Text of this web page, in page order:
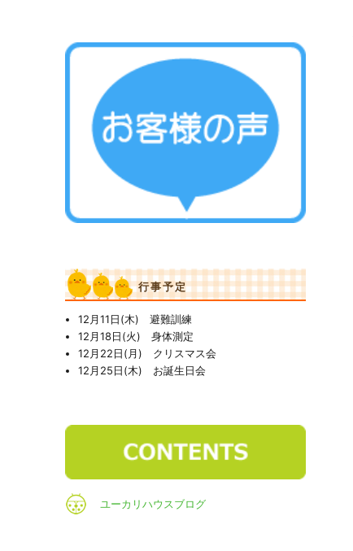
行事予定
12月11日(木) 避難訓練
12月18日(火) 身体測定
12月22日(月) クリスマス会
12月25日(木) お誕生日会
ユーカリハウスブログ